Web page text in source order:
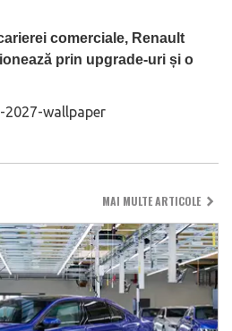
comerciale, Renault
prin upgrade-uri și o
2027-wallpaper
MAI MULTE ARTICOLE